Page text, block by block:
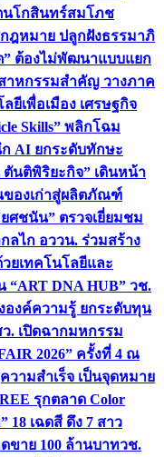
นโกสินทร์สมโภช
ฎหมาย ปลูกฝังธรรมาภิ
” ต้องไม่พัฒนาแบบแยก
าหกรรมสำคัญ วางภาค
เพื่อเมือง เศรษฐกิจ
Skills” พลิกโฉม
ก AI ยกระดับทักษะ
นติพิริยะกิจ” เดินหน้า
นของเก่าสู่ผลิตภัณฑ์
ศชนัน” ตรวจเยี่ยมชม
ไก อววน. ร่วมสร้าง
ยเทคโนโลยีและ
“ART DNA HUB” วช.
งค์ความรู้ ยกระดับทุน
ว. เปิดฉากมหกรรม
2026” ครั้งที่ 4 ณ
วามสำเร็จ เป็นจุดหมาย
รุกตลาด Color
18 เฉดสี ดึง 7 สาว
ดขาย 100 ล้านบาทวช.